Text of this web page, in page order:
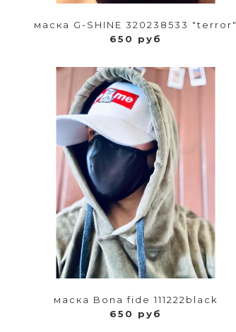
маска G-SHINE 320238533 "terror"
650 руб
маска Bona fide 111222black
650 руб